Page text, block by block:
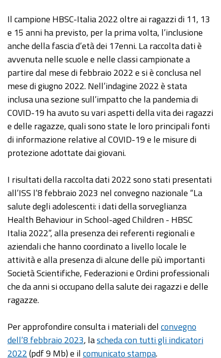
Il campione HBSC-Italia 2022 oltre ai ragazzi di 11, 13
e 15 anni ha previsto, per la prima volta, l’inclusione
anche della fascia d’età dei 17enni. La raccolta dati è
avvenuta nelle scuole e nelle classi campionate a
partire dal mese di febbraio 2022 e si è conclusa nel
mese di giugno 2022. Nell’indagine 2022 è stata
inclusa una sezione sull’impatto che la pandemia di
COVID-19 ha avuto su vari aspetti della vita dei ragazzi
e delle ragazze, quali sono state le loro principali fonti
di informazione relative al COVID-19 e le misure di
protezione adottate dai giovani.
I risultati della raccolta dati 2022 sono stati presentati
all’ISS l’8 febbraio 2023 nel convegno nazionale “La
salute degli adolescenti: i dati della sorveglianza
Health Behaviour in School-aged Children - HBSC
Italia 2022”, alla presenza dei referenti regionali e
aziendali che hanno coordinato a livello locale le
attività e alla presenza di alcune delle più importanti
Società Scientifiche, Federazioni e Ordini professionali
che da anni si occupano della salute dei ragazzi e delle
ragazze.
Per approfondire consulta i materiali delconvegno
dell’8 febbraio 2023, lascheda con tutti gli indicatori
2022(pdf 9 Mb) e ilcomunicato stampa.